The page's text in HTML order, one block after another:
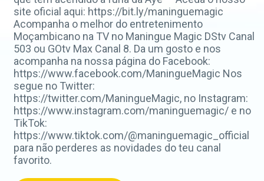
site oficial aqui: https://bit.ly/maninguemagic
Acompanha o melhor do entretenimento
Moçambicano na TV no Maningue Magic DStv Canal
503 ou GOtv Max Canal 8. Da um gosto e nos
acompanha na nossa página do Facebook:
https://www.facebook.com/ManingueMagic Nos
segue no Twitter:
https://twitter.com/ManingueMagic, no Instagram:
https://www.instagram.com/maninguemagic/ e no
TikTok:
https://www.tiktok.com/@maninguemagic_official
para não perderes as novidades do teu canal
favorito.